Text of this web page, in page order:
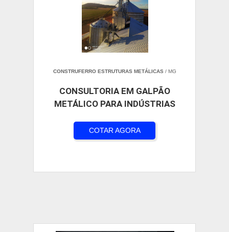
CONSTRUFERRO ESTRUTURAS METÁLICAS/ MG
CONSULTORIA EM GALPÃO
METÁLICO PARA INDÚSTRIAS
COTAR AGORA